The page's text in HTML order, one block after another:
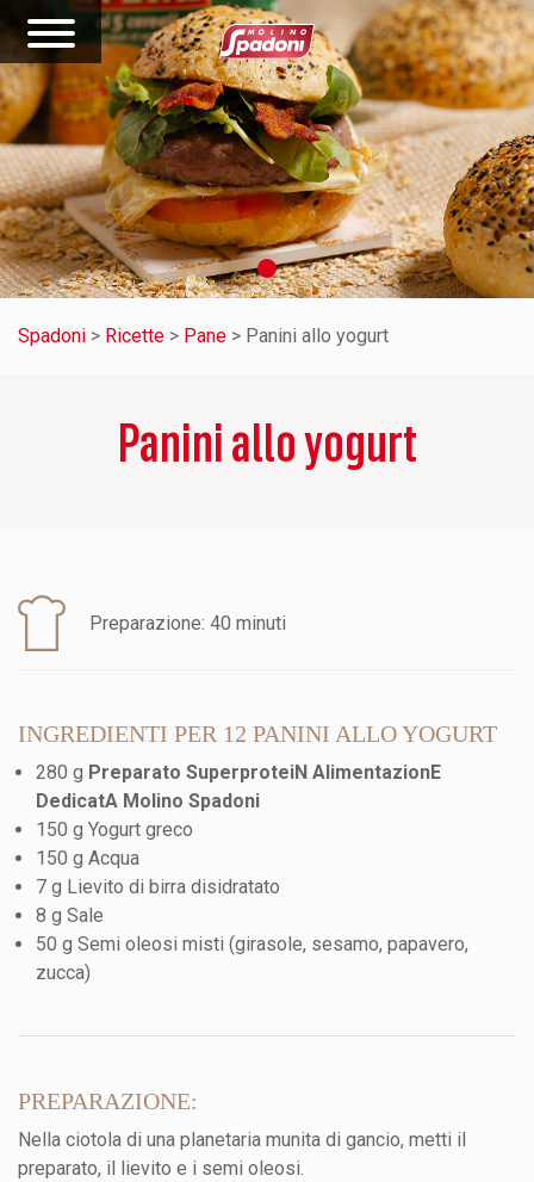
Spadoni > Ricette > Pane > Panini allo yogurt
Panini allo yogurt
Preparazione: 40 minuti
INGREDIENTI PER 12 PANINI ALLO YOGURT
280 g Preparato SuperproteiN AlimentazionE
DedicatA Molino Spadoni
150 g Yogurt greco
150 g Acqua
7 g Lievito di birra disidratato
8 g Sale
50 g Semi oleosi misti (girasole, sesamo, papavero,
zucca)
PREPARAZIONE:
Nella ciotola di una planetaria munita di gancio, metti il
preparato, il lievito e i semi oleosi.